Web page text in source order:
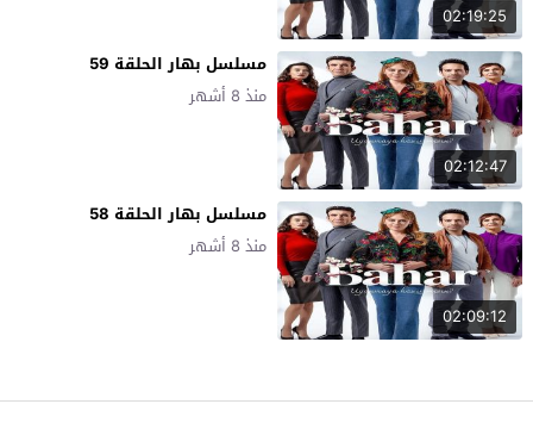
02:19:25
02:12:47
مسلسل بهار الحلقة 59
منذ 8 أشهر
02:09:12
مسلسل بهار الحلقة 58
منذ 8 أشهر